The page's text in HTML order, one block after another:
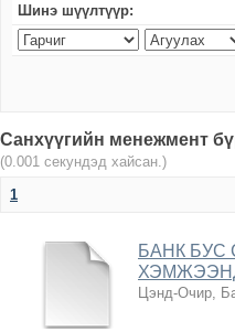
Шинэ шүүлтүүр:
Санхүүгийн менежмент
(0.001 секундэд хайсан.)
1
БАНК БУС
Цэнд-Очир,